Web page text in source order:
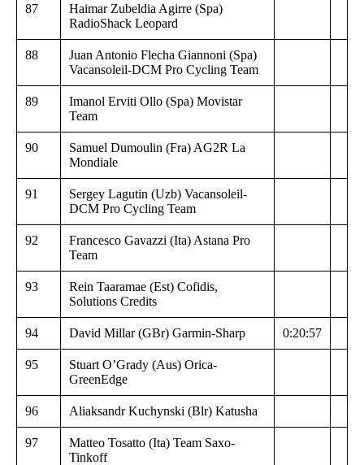
87
Haimar Zubeldia Agirre (Spa)
RadioShack Leopard
88
Juan Antonio Flecha Giannoni (Spa)
Vacansoleil-DCM Pro Cycling Team
89
Imanol Erviti Ollo (Spa) Movistar
Team
90
Samuel Dumoulin (Fra) AG2R La
Mondiale
91
Sergey Lagutin (Uzb) Vacansoleil-
DCM Pro Cycling Team
92
Francesco Gavazzi (Ita) Astana Pro
Team
93
Rein Taaramae (Est) Cofidis,
Solutions Credits
94 David Millar (GBr) Garmin-Sharp 0:20:57
95
Stuart O’Grady (Aus) Orica-
GreenEdge
96 Aliaksandr Kuchynski (Blr) Katusha
97
Matteo Tosatto (Ita) Team Saxo-
Tinkoff